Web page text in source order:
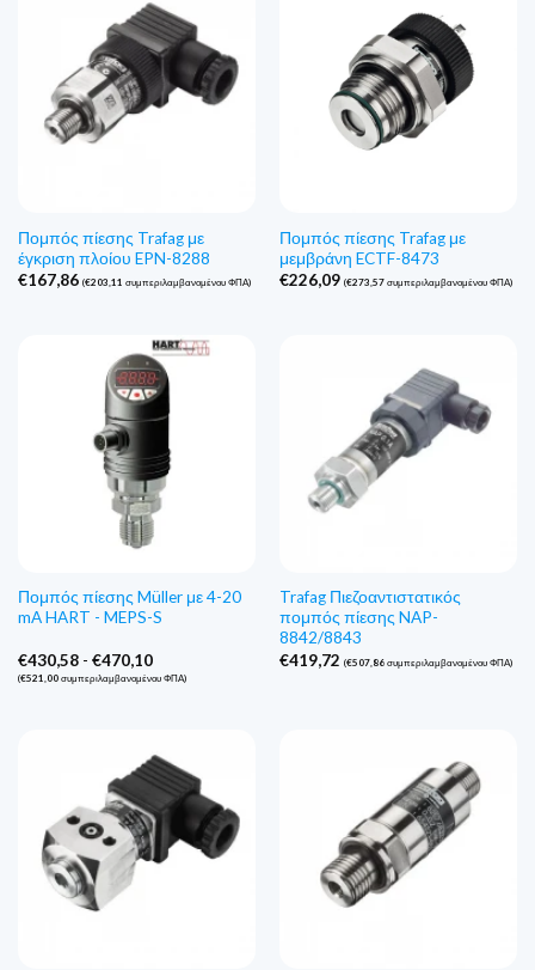
Πομπός πίεσης Trafag με
έγκριση πλοίου EPN-8288
€167,86 (€203,11 συμπεριλαμβανομένου ΦΠΑ)
Πομπός πίεσης Trafag με
μεμβράνη ECTF-8473
€226,09 (€273,57συμπεριλαμβανομένου ΦΠΑ)
Πομπός πίεσης Müller με 4-20
mA HART - MEPS-S
€430,58 - €470,10Εύρος
τιμών:
(€521,00συμπεριλαμβανομένου ΦΠΑ)
Trafag Πιεζοαντιστατικός
πομπός πίεσης NAP-
8842/8843
€419,72 (€507,86συμπεριλαμβανομένου ΦΠΑ)